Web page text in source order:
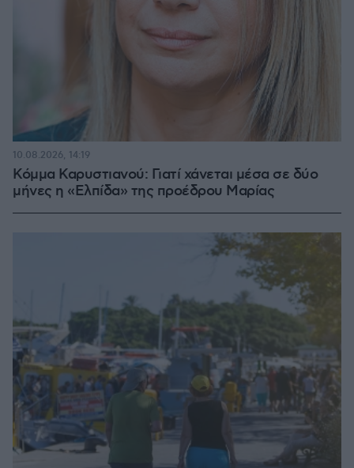
Κόμμα Καρυστιανού: Γιατί χάνεται μέσα σε δύο
μήνες η «Ελπίδα» της προέδρου Μαρίας
10.08.2026, 14:19